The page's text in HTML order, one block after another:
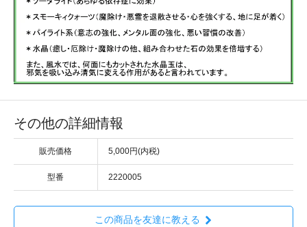
その他の詳細情報
販売価格 5,000円(内税)
型番 2220005
この商品を友達に教える